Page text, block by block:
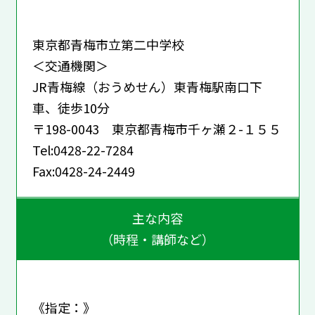
東京都青梅市立第二中学校
＜交通機関＞
JR青梅線（おうめせん）東青梅駅南口下
車、徒歩10分
〒198-0043 東京都青梅市千ヶ瀬２-１５５
Tel:0428-22-7284
Fax:0428-24-2449
主な内容
（時程・講師など）
《指定：》